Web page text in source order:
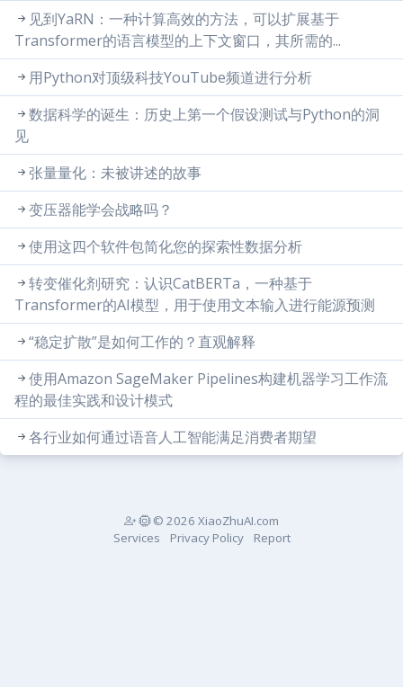
见到YaRN：一种计算高效的方法，可以扩展基于
Transformer的语言模型的上下文窗口，其所需的...
用Python对顶级科技YouTube频道进行分析
数据科学的诞生：历史上第一个假设测试与Python的洞
见
张量量化：未被讲述的故事
变压器能学会战略吗？
使用这四个软件包简化您的探索性数据分析
转变催化剂研究：认识CatBERTa，一种基于
Transformer的AI模型，用于使用文本输入进行能源预测
“稳定扩散”是如何工作的？直观解释
使用Amazon SageMaker Pipelines构建机器学习工作流
程的最佳实践和设计模式
各行业如何通过语音人工智能满足消费者期望
© 2026 XiaoZhuAI.com
Services
Privacy Policy Report